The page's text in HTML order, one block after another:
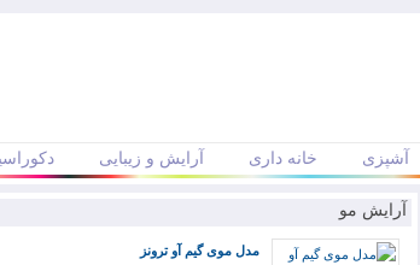
آشپزی خانه داری آرایش و زیبایی
آرایش مو
مدل موی گیم آو ترونز